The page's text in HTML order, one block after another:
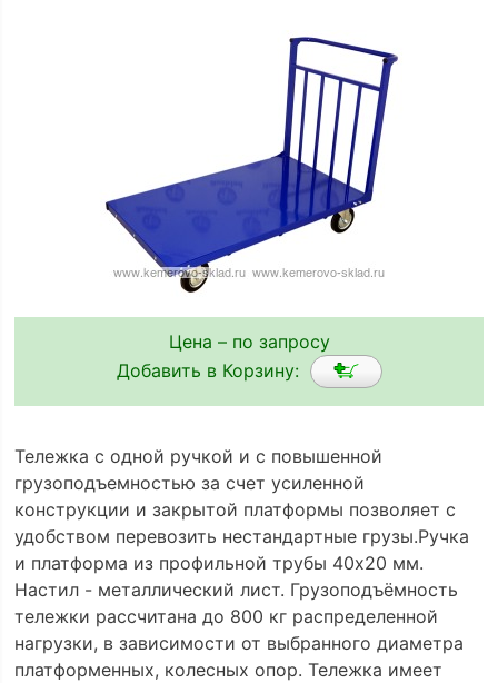
Цена – по запросу
Добавить в Корзину:
Тележка с одной ручкой и с повышенной
грузоподъемностью за счет усиленной
конструкции и закрытой платформы позволяет с
удобством перевозить нестандартные грузы.Ручка
и платформа из профильной трубы 40х20 мм.
Настил - металлический лист. Грузоподъёмность
тележки рассчитана до 800 кг распределенной
нагрузки, в зависимости от выбранного диаметра
платформенных, колесных опор. Тележка имеет